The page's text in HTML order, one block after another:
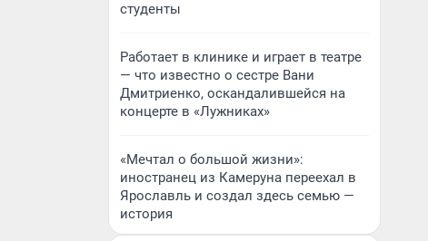
студенты
Работает в клинике и играет в театре
— что известно о сестре Вани
Дмитриенко, оскандалившейся на
концерте в «Лужниках»
«Мечтал о большой жизни»:
иностранец из Камеруна переехал в
Ярославль и создал здесь семью —
история